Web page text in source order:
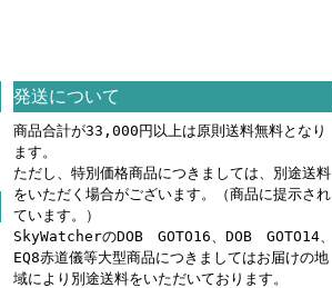
発送について
商品合計が33,000円以上は原則送料無料となり
ます。
ただし、特別価格商品につきましては、別途送料
をいただく場合がございます。（商品に提示され
ています。）
SkyWatcherのDOB GOTO16、DOB GOTO14、
EQ8赤道儀等大型商品につきましてはお届けの地
域により別途送料をいただいております。